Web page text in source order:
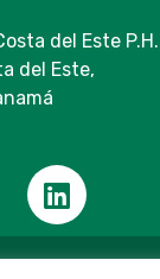
del Este
del Este,